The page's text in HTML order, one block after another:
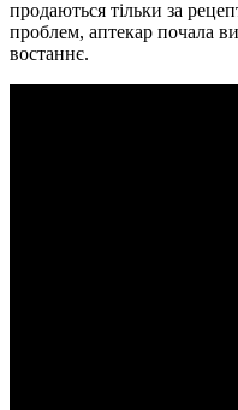
продаються тільки за
проблем, аптекар почала
востаннє.